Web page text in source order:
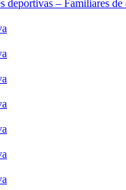
deportivas – Familiares de